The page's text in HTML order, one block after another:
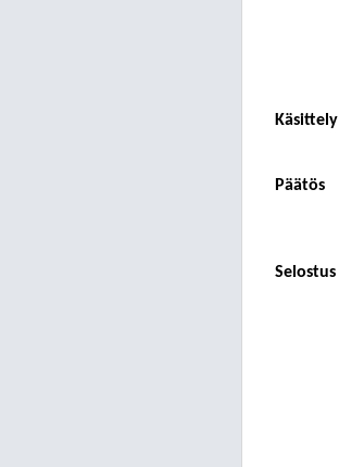
Käsittely
Päätös
Selostus